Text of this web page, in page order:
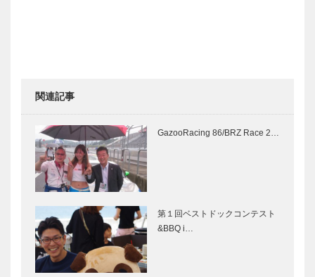
関連記事
GazooRacing 86/BRZ Race 2…
第１回ベストドックコンテスト
&BBQ i…